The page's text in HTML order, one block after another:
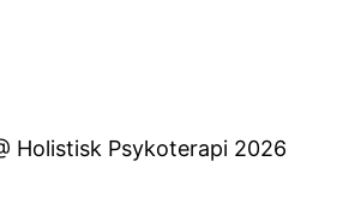
Holistisk Psykoterapi 2026